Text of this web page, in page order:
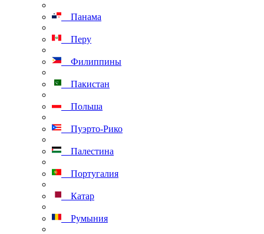
Панама
Перу
Филиппины
Пакистан
Польша
Пуэрто-Рико
Палестина
Португалия
Катар
Румыния